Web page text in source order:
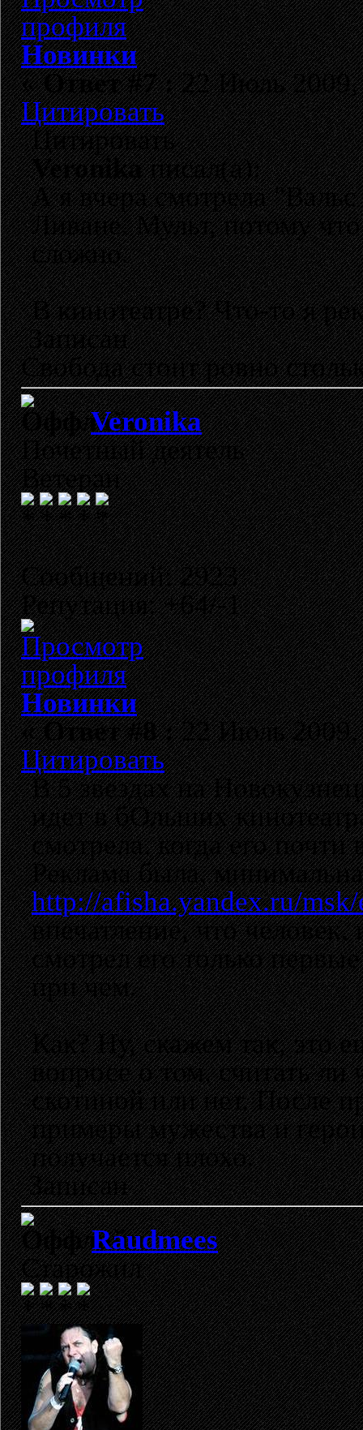
Новинки
«Ответ #7 :22 Июль 2009,
Цитировать
Цитировать
Veronikaписал(а):
А я вчера смотрела
Ливане. Мульт, потому
сложно.
В кинотеатре? Что-то я
Записан
Свобода стоит ровно
Veronika
Почетный деятель
Ветеран
Сообщений: 2923
Репутация: +64/-1
Новинки
«Ответ #8 :22 Июль 2009,
Цитировать
В 5 звездах на
идет в бОльших
смотрела, когда его почти
Реклама была,
http://afisha.yandex.ru/
впечатление, что
смотрел его только
при чем.
Как? Ну, скажем так, это
вопросе о том, считать ли
скотиной или нет. После
примеры мужества и
получается плохо.
Записан
Raudmees
Старожил